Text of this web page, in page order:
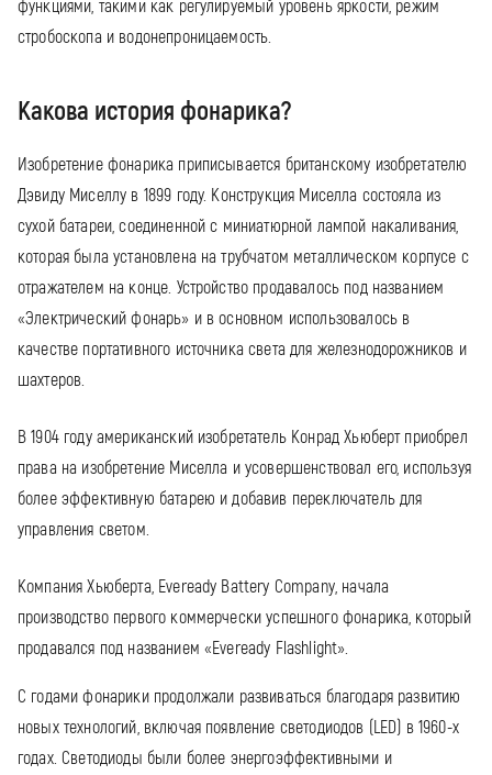
функциями, такими как регулируемый уровень яркости, режим
стробоскопа и водонепроницаемость.
Какова история фонарика?
Изобретение фонарика приписывается британскому изобретателю
Дэвиду Миселлу в 1899 году. Конструкция Миселла состояла из
сухой батареи, соединенной с миниатюрной лампой накаливания,
которая была установлена ​​на трубчатом металлическом корпусе с
отражателем на конце. Устройство продавалось под названием
«Электрический фонарь» и в основном использовалось в
качестве портативного источника света для железнодорожников и
шахтеров.
В 1904 году американский изобретатель Конрад Хьюберт приобрел
права на изобретение Миселла и усовершенствовал его, используя
более эффективную батарею и добавив переключатель для
управления светом.
Компания Хьюберта, Eveready Battery Company, начала
производство первого коммерчески успешного фонарика, который
продавался под названием «Eveready Flashlight».
С годами фонарики продолжали развиваться благодаря развитию
новых технологий, включая появление светодиодов (LED) в 1960-х
годах. Светодиоды были более энергоэффективными и